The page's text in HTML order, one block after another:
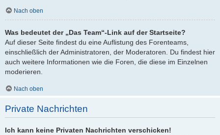
Nach oben
Was bedeutet der „Das Team“-Link auf der Startseite?
Auf dieser Seite findest du eine Auflistung des Forenteams,
einschließlich der Administratoren, der Moderatoren. Du findest hier
auch weitere Informationen wie die Foren, die diese im Einzelnen
moderieren.
Nach oben
Private Nachrichten
Ich kann keine Privaten Nachrichten verschicken!